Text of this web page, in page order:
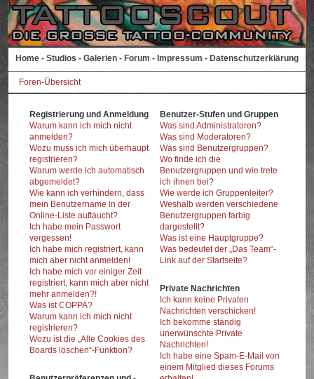
Home - Studios - Galerien - Forum - Impressum - Datenschutzerklärung
Foren-Übersicht
Registrierung und Anmeldung
Warum kann ich mich nicht
anmelden?
Wozu muss ich mich überhaupt
registrieren?
Warum werde ich automatisch
abgemeldet?
Wie kann ich verhindern, dass
mein Benutzername in der
Online-Liste auftaucht?
Ich habe mein Passwort
vergessen!
Ich habe mich registriert, kann
mich aber nicht anmelden!
Ich habe mich vor einiger Zeit
registriert, kann mich aber nicht
mehr anmelden?!
Was ist COPPA?
Warum kann ich mich nicht
registrieren?
Wozu ist die „Alle Cookies des
Boards löschen“-Funktion?
Benutzer-Stufen und Gruppen
Was sind Administratoren?
Was sind Moderatoren?
Was sind Benutzergruppen?
Wo finde ich die
Benutzergruppen und wie trete
ich ihnen bei?
Wie werde ich Gruppenleiter?
Weshalb werden verschiedene
Benutzergruppen farbig
dargestellt?
Was ist eine Hauptgruppe?
Was bedeutet der „Das Team“-
Link auf der Startseite?
Private Nachrichten
Ich kann keine Privaten
Nachrichten verschicken!
Ich bekomme ständig
unerwünschte Private
Nachrichten!
Ich habe eine Spam-E-Mail von
einem Mitglied dieses Forums